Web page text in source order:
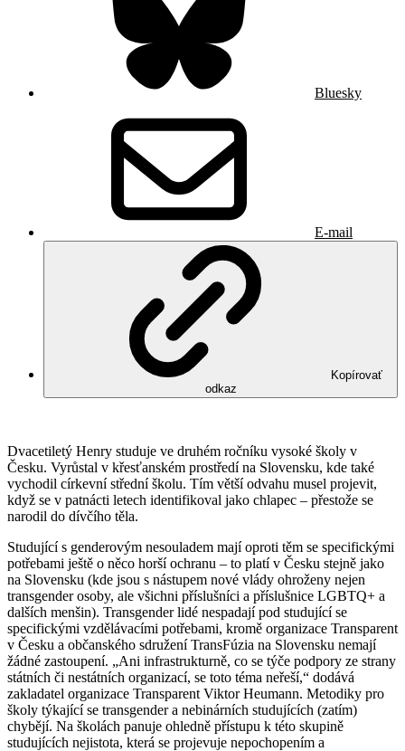
Bluesky
E-mail
Kopírovať
odkaz
Dvacetiletý Henry studuje ve druhém ročníku vysoké školy v
Česku. Vyrůstal v křesťanském prostředí na Slovensku, kde také
vychodil církevní střední školu. Tím větší odvahu musel projevit,
když se v patnácti letech identifikoval jako chlapec – přestože se
narodil do dívčího těla.
Studující s genderovým nesouladem mají oproti těm se specifickými
potřebami ještě o něco horší ochranu – to platí v Česku stejně jako
na Slovensku (kde jsou s nástupem nové vlády ohroženy nejen
transgender osoby, ale všichni příslušníci a příslušnice LGBTQ+ a
dalších menšin). Transgender lidé nespadají pod studující se
specifickými vzdělávacími potřebami, kromě organizace Transparent
v Česku a občanského sdružení TransFúzia na Slovensku nemají
žádné zastoupení. „Ani infrastrukturně, co se týče podpory ze strany
státních či nestátních organizací, se toto téma neřeší,“ dodává
zakladatel organizace Transparent Viktor Heumann. Metodiky pro
školy týkající se transgender a nebinárních studujících (zatím)
chybějí. Na školách panuje ohledně přístupu k této skupině
studujících nejistota, která se projevuje nepochopením a